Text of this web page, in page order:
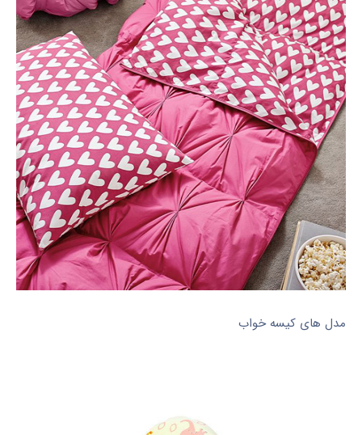
مدل های کیسه خواب